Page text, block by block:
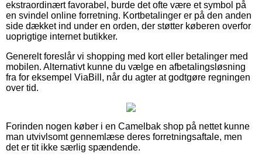
ekstraordinært favorabel, burde det ofte være et symbol på
en svindel online forretning. Kortbetalinger er på den anden
side dækket ind under en orden, der støtter køberen overfor
uoprigtige internet butikker.
Generelt foreslår vi shopping med kort eller betalinger med
mobilen. Alternativt kunne du vælge en afbetalingsløsning
fra for eksempel ViaBill, når du agter at godtgøre regningen
over tid.
Forinden nogen køber i en Camelbak shop på nettet kunne
man utvivlsomt gennemlæse deres forretningsaftale, men
det er tit ikke særlig spændende.